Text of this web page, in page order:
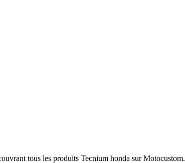
tous les produits Tecnium honda sur Motocustom.